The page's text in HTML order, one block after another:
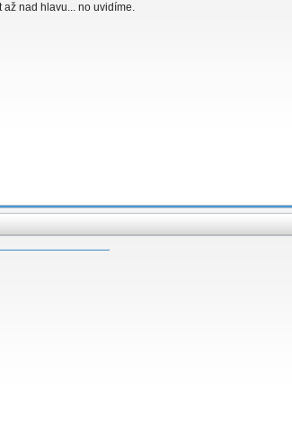
až nad hlavu... no uvidíme.